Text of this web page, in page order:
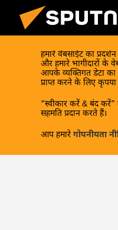
हमारे वेबसाईट का
और हमारे भागीदारों के
आपके व्यक्तिगत डेटा का
प्राप्त करने के लिए कृपया
“स्वीकार करें & बंद
सहमति प्रदान करते हैं।
आप हमारे गोपनीयता